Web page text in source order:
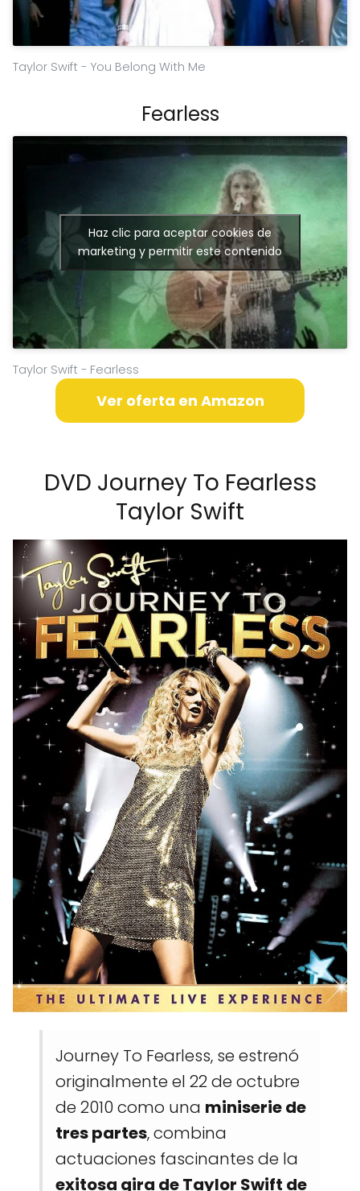
Taylor Swift - You Belong With Me
Fearless
Haz clic para aceptar cookies de
marketing y permitir este contenido
Taylor Swift - Fearless
Ver oferta en Amazon
DVD Journey To Fearless
Taylor Swift
Journey To Fearless, se estrenó
originalmente el 22 de octubre
de 2010 como una miniserie de
tres partes, combina
actuaciones fascinantes de la
exitosa gira de Taylor Swift de